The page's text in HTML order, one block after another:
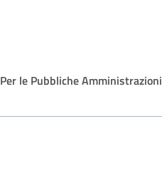
Per le Pubbliche Amministrazioni